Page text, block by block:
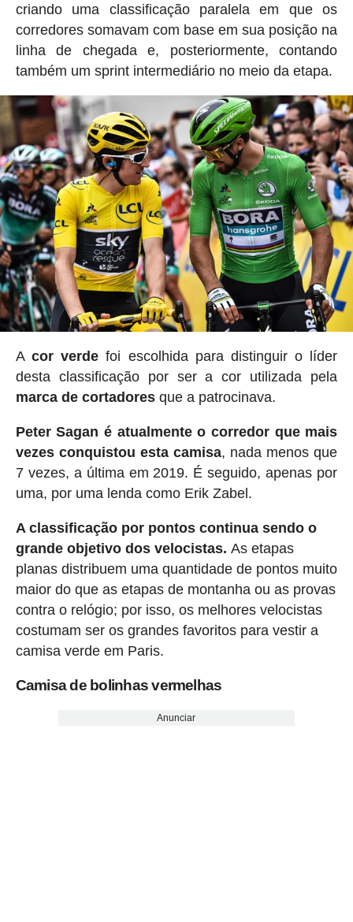
criando uma classificação paralela em que os
corredores somavam com base em sua posição na
linha de chegada e, posteriormente, contando
também um sprint intermediário no meio da etapa.
A cor verde foi escolhida para distinguir o líder
desta classificação por ser a cor utilizada pela
marca de cortadoresque a patrocinava.
Peter Sagan é atualmente o corredor que mais
vezes conquistou esta camisa, nada menos que
7 vezes, a última em 2019. É seguido, apenas por
uma, por uma lenda como Erik Zabel.
A classificação por pontos continua sendo o
grande objetivo dos velocistas. As etapas
planas distribuem uma quantidade de pontos muito
maior do que as etapas de montanha ou as provas
contra o relógio; por isso, os melhores velocistas
costumam ser os grandes favoritos para vestir a
camisa verde em Paris.
Camisa de bolinhas vermelhas
Anunciar